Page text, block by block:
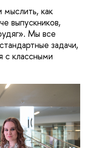
как
выпускников,
Мы все
задачи,
классными